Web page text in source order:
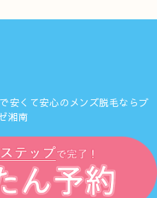
安くて安心のメンズ脱毛ならブ
湘南
Rights Reserved.